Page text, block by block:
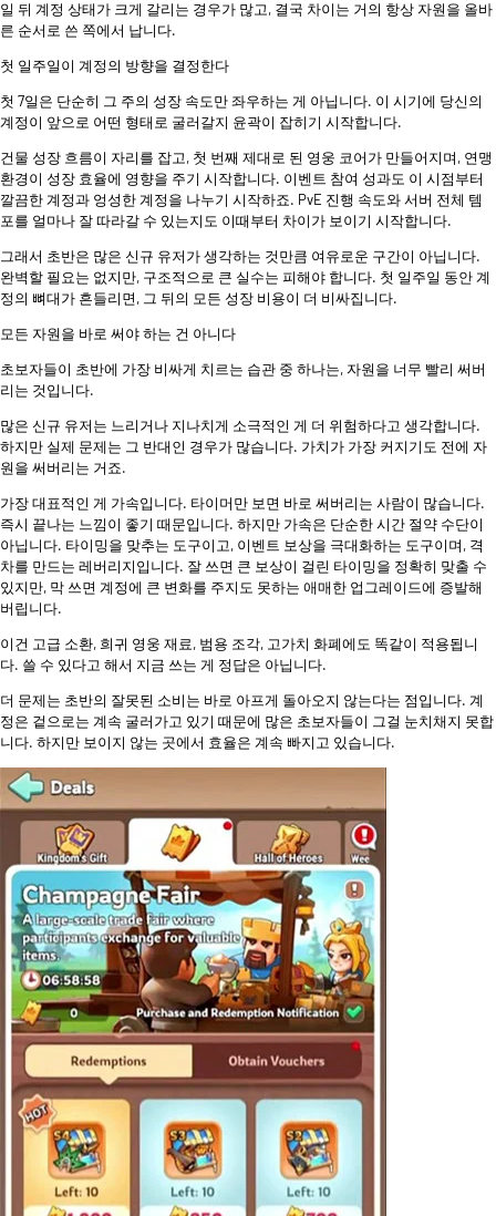
일 뒤 계정 상태가 크게 갈리는 경우가 많고, 결국 차이는 거의 항상 자원을 올바
른 순서로 쓴 쪽에서 납니다.
첫 일주일이 계정의 방향을 결정한다
첫 7일은 단순히 그 주의 성장 속도만 좌우하는 게 아닙니다. 이 시기에 당신의
계정이 앞으로 어떤 형태로 굴러갈지 윤곽이 잡히기 시작합니다.
건물 성장 흐름이 자리를 잡고, 첫 번째 제대로 된 영웅 코어가 만들어지며, 연맹
환경이 성장 효율에 영향을 주기 시작합니다. 이벤트 참여 성과도 이 시점부터
깔끔한 계정과 엉성한 계정을 나누기 시작하죠. PvE 진행 속도와 서버 전체 템
포를 얼마나 잘 따라갈 수 있는지도 이때부터 차이가 보이기 시작합니다.
그래서 초반은 많은 신규 유저가 생각하는 것만큼 여유로운 구간이 아닙니다.
완벽할 필요는 없지만, 구조적으로 큰 실수는 피해야 합니다. 첫 일주일 동안 계
정의 뼈대가 흔들리면, 그 뒤의 모든 성장 비용이 더 비싸집니다.
모든 자원을 바로 써야 하는 건 아니다
초보자들이 초반에 가장 비싸게 치르는 습관 중 하나는, 자원을 너무 빨리 써버
리는 것입니다.
많은 신규 유저는 느리거나 지나치게 소극적인 게 더 위험하다고 생각합니다.
하지만 실제 문제는 그 반대인 경우가 많습니다. 가치가 가장 커지기도 전에 자
원을 써버리는 거죠.
가장 대표적인 게 가속입니다. 타이머만 보면 바로 써버리는 사람이 많습니다.
즉시 끝나는 느낌이 좋기 때문입니다. 하지만 가속은 단순한 시간 절약 수단이
아닙니다. 타이밍을 맞추는 도구이고, 이벤트 보상을 극대화하는 도구이며, 격
차를 만드는 레버리지입니다. 잘 쓰면 큰 보상이 걸린 타이밍을 정확히 맞출 수
있지만, 막 쓰면 계정에 큰 변화를 주지도 못하는 애매한 업그레이드에 증발해
버립니다.
이건 고급 소환, 희귀 영웅 재료, 범용 조각, 고가치 화폐에도 똑같이 적용됩니
다. 쓸 수 있다고 해서 지금 쓰는 게 정답은 아닙니다.
더 문제는 초반의 잘못된 소비는 바로 아프게 돌아오지 않는다는 점입니다. 계
정은 겉으로는 계속 굴러가고 있기 때문에 많은 초보자들이 그걸 눈치채지 못합
니다. 하지만 보이지 않는 곳에서 효율은 계속 빠지고 있습니다.